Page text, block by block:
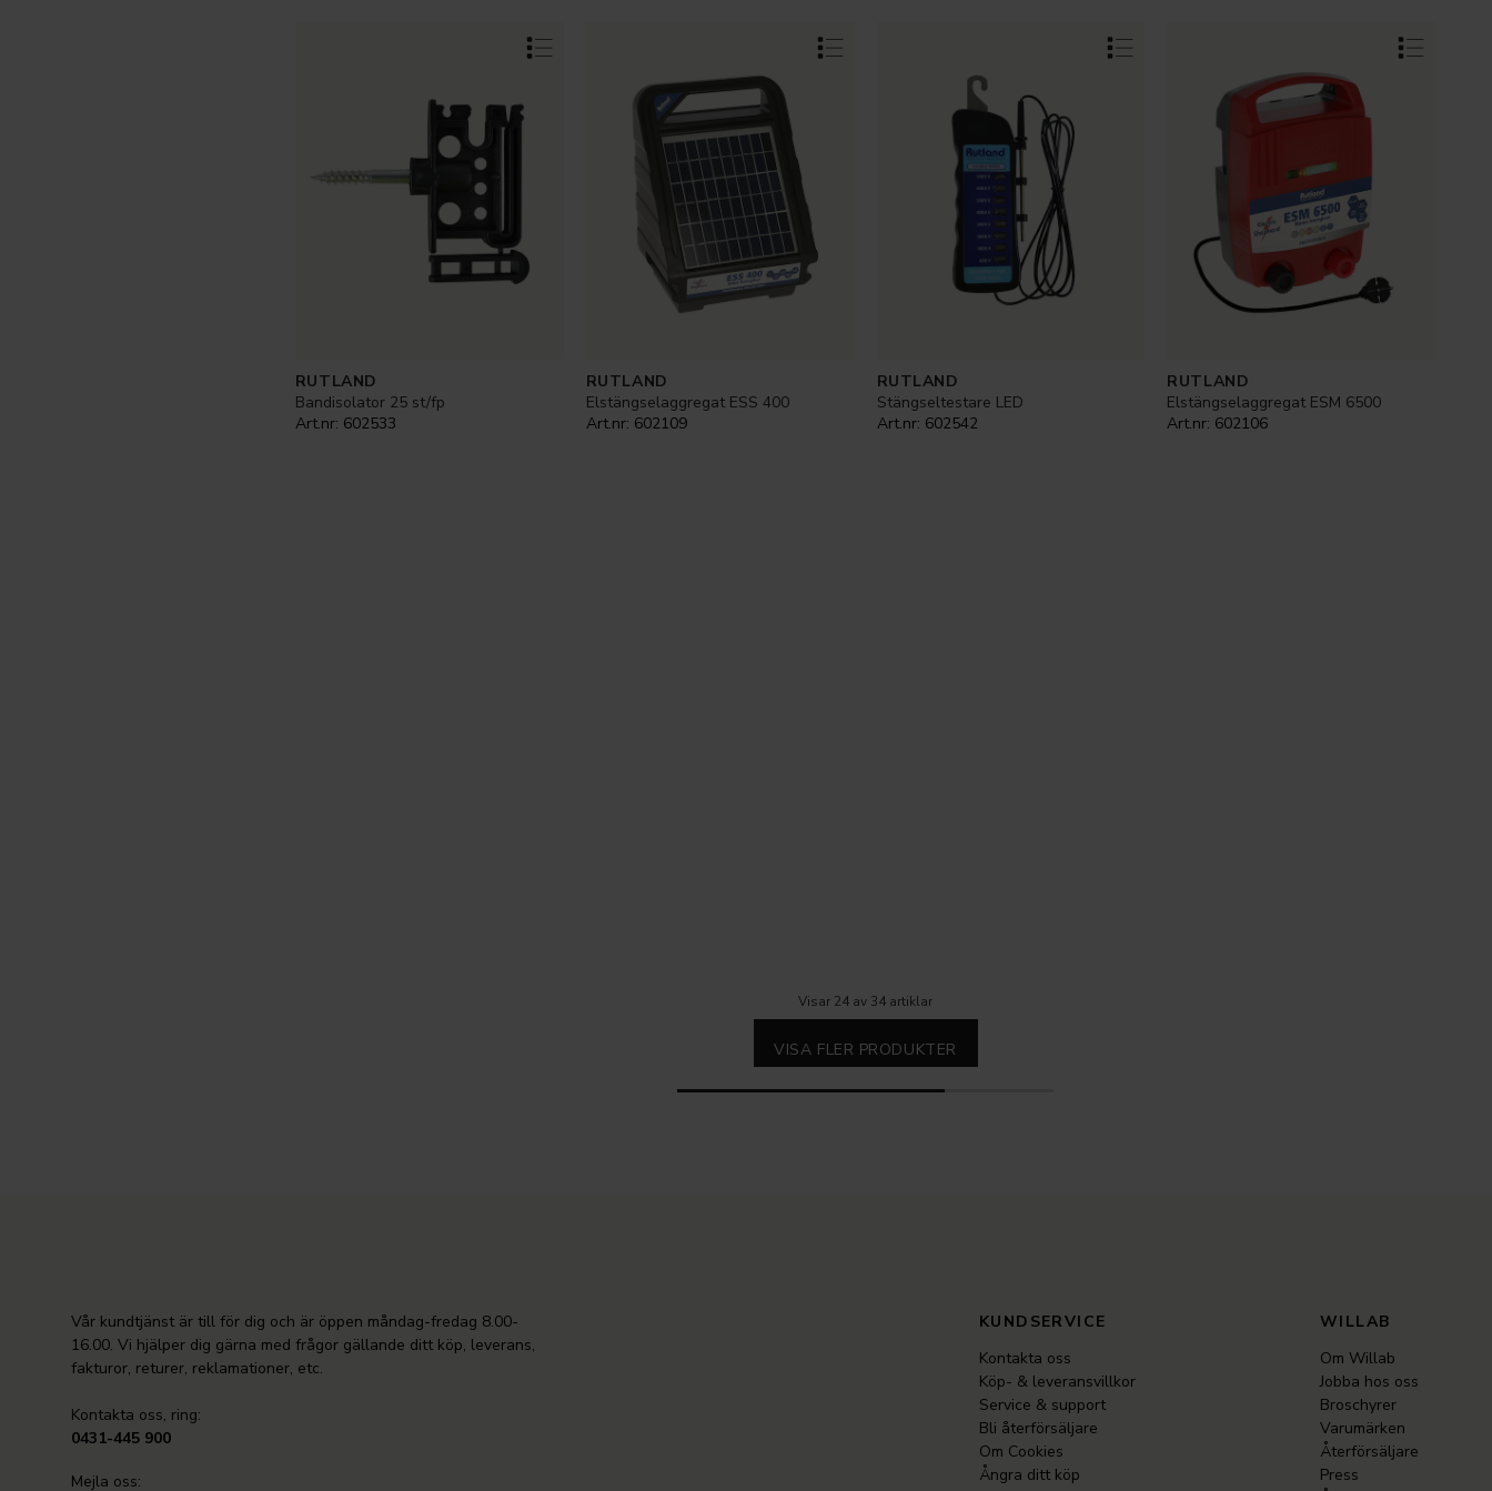
RUTLAND
Bandisolator 25 st/fp
Art.nr: 602533
RUTLAND
Elstängselaggregat ESS 400
Art.nr: 602109
RUTLAND
Stängseltestare LED
Art.nr: 602542
RUTLAND
Elstängselaggregat ESM 6500
Art.nr: 602106
Visar 24 av 34 artiklar
VISA FLER PRODUKTER
Vår kundtjänst är till för dig och är öppen måndag-fredag 8.00-
16.00. Vi hjälper dig gärna med frågor gällande ditt köp, leverans,
fakturor, returer, reklamationer, etc.
Kontakta oss, ring:
0431-445 900
Mejla oss:
WILLAB
Om Willab
Jobba hos oss
Broschyrer
Varumärken
Återförsäljare
Press
KUNDSERVICE
Kontakta oss
Köp- & leveransvillkor
Service & support
Bli återförsäljare
Om Cookies
Ångra ditt köp